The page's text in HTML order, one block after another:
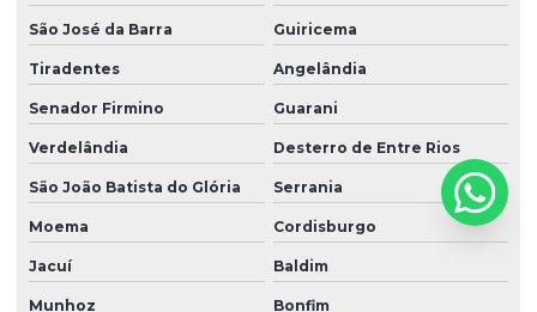
São José da Barra Guiricema
Tiradentes Angelândia
Senador Firmino Guarani
Verdelândia Desterro de Entre Rios
São João Batista do Glória Serrania
Moema Cordisburgo
Jacuí Baldim
Munhoz Bonfim